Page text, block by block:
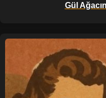
Gül